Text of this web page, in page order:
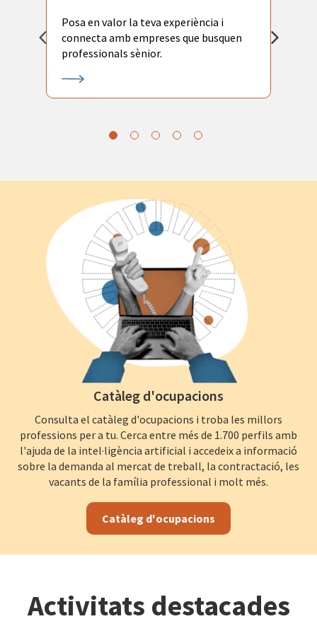
Posa en valor la teva experiència i
connecta amb empreses que busquen
professionals sènior.
Catàleg d'ocupacions
Consulta el catàleg d'ocupacions i troba les millors
professions per a tu. Cerca entre més de 1.700 perfils amb
l'ajuda de la intel·ligència artificial i accedeix a informació
sobre la demanda al mercat de treball, la contractació, les
vacants de la família professional i molt més.
Catàleg d'ocupacions
Activitats destacades